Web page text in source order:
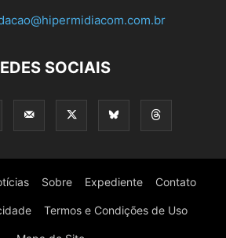
SOCIAIS
Sobre Expediente Contato
Termos e Condições de Uso